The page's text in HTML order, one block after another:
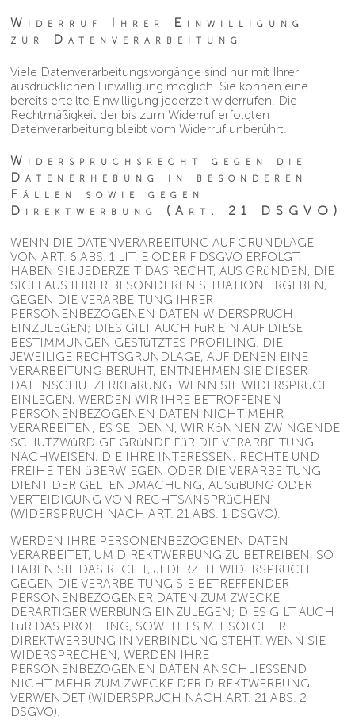
Widerruf Ihrer Einwilligung
zur Datenverarbeitung
Viele Datenverarbeitungsvorgänge sind nur mit Ihrer
ausdrücklichen Einwilligung möglich. Sie können eine
bereits erteilte Einwilligung jederzeit widerrufen. Die
Rechtmäßigkeit der bis zum Widerruf erfolgten
Datenverarbeitung bleibt vom Widerruf unberührt.
Widerspruchsrecht gegen die
Datenerhebung in besonderen
Fällen sowie gegen
Direktwerbung (Art. 21 DSGVO)
WENN DIE DATENVERARBEITUNG AUF GRUNDLAGE
VON ART. 6 ABS. 1 LIT. E ODER F DSGVO ERFOLGT,
HABEN SIE JEDERZEIT DAS RECHT, AUS GRüNDEN, DIE
SICH AUS IHRER BESONDEREN SITUATION ERGEBEN,
GEGEN DIE VERARBEITUNG IHRER
PERSONENBEZOGENEN DATEN WIDERSPRUCH
EINZULEGEN; DIES GILT AUCH FüR EIN AUF DIESE
BESTIMMUNGEN GESTüTZTES PROFILING. DIE
JEWEILIGE RECHTSGRUNDLAGE, AUF DENEN EINE
VERARBEITUNG BERUHT, ENTNEHMEN SIE DIESER
DATENSCHUTZERKLäRUNG. WENN SIE WIDERSPRUCH
EINLEGEN, WERDEN WIR IHRE BETROFFENEN
PERSONENBEZOGENEN DATEN NICHT MEHR
VERARBEITEN, ES SEI DENN, WIR KöNNEN ZWINGENDE
SCHUTZWüRDIGE GRüNDE FüR DIE VERARBEITUNG
NACHWEISEN, DIE IHRE INTERESSEN, RECHTE UND
FREIHEITEN üBERWIEGEN ODER DIE VERARBEITUNG
DIENT DER GELTENDMACHUNG, AUSüBUNG ODER
VERTEIDIGUNG VON RECHTSANSPRüCHEN
(WIDERSPRUCH NACH ART. 21 ABS. 1 DSGVO).
WERDEN IHRE PERSONENBEZOGENEN DATEN
VERARBEITET, UM DIREKTWERBUNG ZU BETREIBEN, SO
HABEN SIE DAS RECHT, JEDERZEIT WIDERSPRUCH
GEGEN DIE VERARBEITUNG SIE BETREFFENDER
PERSONENBEZOGENER DATEN ZUM ZWECKE
DERARTIGER WERBUNG EINZULEGEN; DIES GILT AUCH
FüR DAS PROFILING, SOWEIT ES MIT SOLCHER
DIREKTWERBUNG IN VERBINDUNG STEHT. WENN SIE
WIDERSPRECHEN, WERDEN IHRE
PERSONENBEZOGENEN DATEN ANSCHLIESSEND
NICHT MEHR ZUM ZWECKE DER DIREKTWERBUNG
VERWENDET (WIDERSPRUCH NACH ART. 21 ABS. 2
DSGVO).